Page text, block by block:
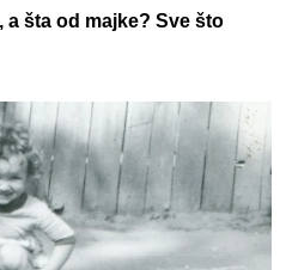
a šta od majke? Sve što